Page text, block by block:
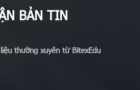
BẢN TIN
thường xuyên từ BitexEdu